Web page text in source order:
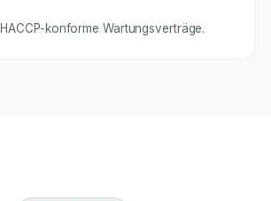
konforme Wartungsverträge.